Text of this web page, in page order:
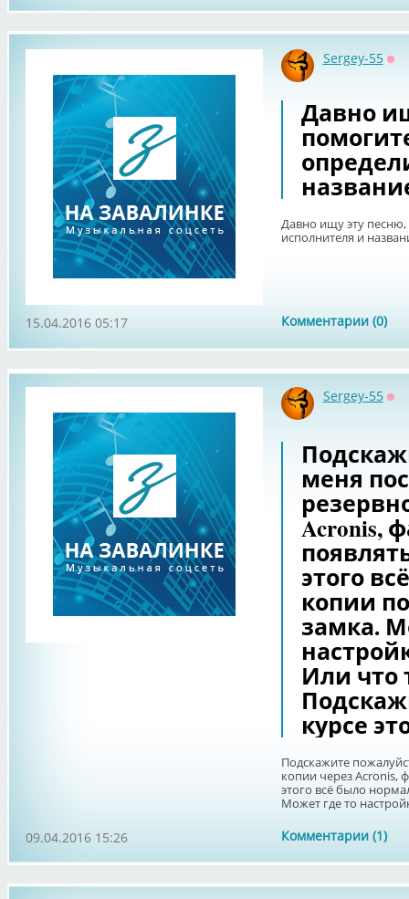
Sergey-55
Давно
Давно ищу эту
исполнителя и
Комментарии (0)
15.04.2016 05:17
Sergey-55
меня
Acronis,
этого
копии
замка.
Или что
курсе
Подскажите
копии через Acronis,
этого всё было
Может где то
Комментарии (1)
09.04.2016 15:26